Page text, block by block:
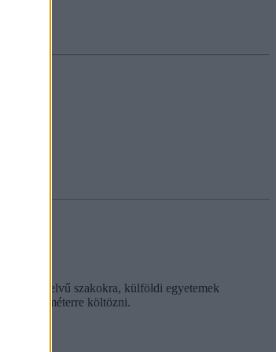
nyelvű szakokra, külföldi egyetemek
száz kilométerre költözni.